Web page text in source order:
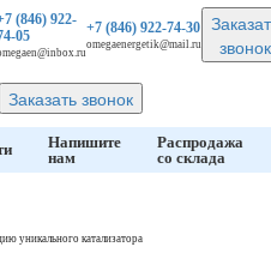
(846)922-
05
+7 (846)922-74-30
omegaenergetik@mail.ru
звонок
Заказать звонок
Напишите
нам
Распродажа
со склада
уникального катализатора